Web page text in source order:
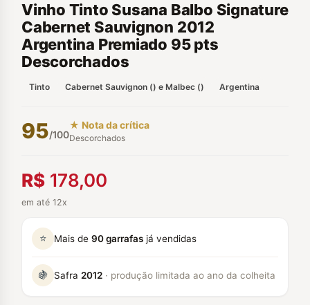
Vinho Tinto Susana Balbo Signature
Cabernet Sauvignon 2012
Argentina Premiado 95 pts
Descorchados
Tinto Cabernet Sauvignon () e Malbec () Argentina
95/100
★ Nota da crítica
Descorchados
R$ 178,00
em até 12x
⭐ Mais de 90 garrafas já vendidas
🍇 Safra 2012 · produção limitada ao ano da colheita